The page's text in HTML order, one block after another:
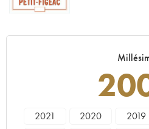
2021 2020 2019